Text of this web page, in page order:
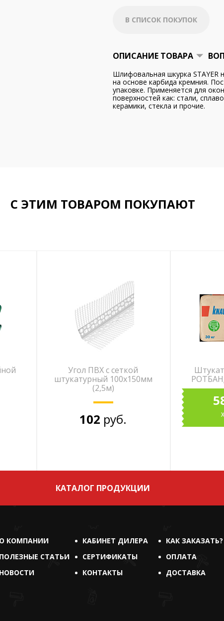
В СПИСОК ПОКУПОК
ОПИСАНИЕ ТОВАРА
Шлифовальная шкурка STAYER
на основе карбида кремния.
упаковке. Применяется для
поверхностей как: стали,
керамики, стекла и прочие.
С ЭТИМ ТОВАРОМ ПОКУПАЮТ
Угол ПВХ с сеткой
штукатурный 100х150мм
(2,5м)
102 руб.
КАТАЛОГ ПРОДУКЦИИ
О КОМПАНИИ
КАБИНЕТ ДИЛЕРА
ПОЛЕЗНЫЕ СТАТЬИ
СЕРТИФИКАТЫ
НОВОСТИ
КОНТАКТЫ
КАК ЗАКАЗАТЬ?
ОПЛАТА
ДОСТАВКА